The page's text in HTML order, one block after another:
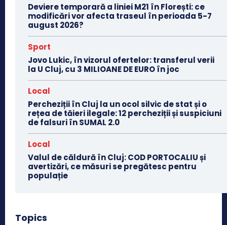
Deviere temporară a liniei M21 în Florești: ce
modificări vor afecta traseul în perioada 5-7
august 2026?
Sport
Jovo Lukic, în vizorul ofertelor: transferul verii
la U Cluj, cu 3 MILIOANE DE EURO în joc
Local
Percheziții în Cluj la un ocol silvic de stat și o
rețea de tăieri ilegale: 12 percheziții și suspiciuni
de falsuri în SUMAL 2.0
Local
Valul de căldură în Cluj: COD PORTOCALIU și
avertizări, ce măsuri se pregătesc pentru
populație
Topics